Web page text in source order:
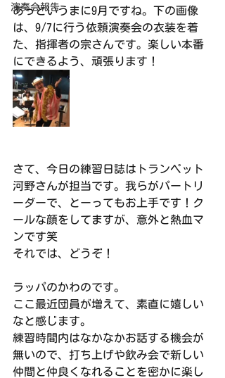
演奏会報告
あっというまに9月ですね。下の画像
は、9/7に行う依頼演奏会の衣装を着
た、指揮者の宗さんです。楽しい本番
にできるよう、頑張ります！
さて、今日の練習日誌はトランペット
河野さんが担当です。我らがパートリ
ーダーで、とーってもお上手です！ク
ールな顔をしてますが、意外と熱血マ
ンです笑
それでは、どうぞ！
ラッパのかわのです。
ここ最近団員が増えて、素直に嬉しい
なと感じます。
練習時間内はなかなかお話する機会が
無いので、打ち上げや飲み会で新しい
仲間と仲良くなれることを密かに楽し